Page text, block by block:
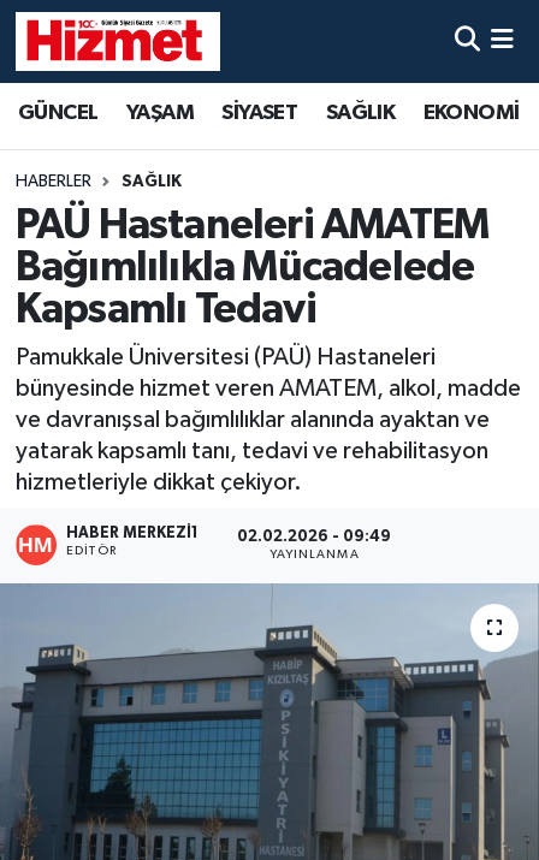
GÜNCEL YAŞAM SİYASET SAĞLIK EKONOMİ
HABERLER SAĞLIK
PAÜ Hastaneleri AMATEM
Bağımlılıkla Mücadelede
Kapsamlı Tedavi
Pamukkale Üniversitesi (PAÜ) Hastaneleri
bünyesinde hizmet veren AMATEM, alkol, madde
ve davranışsal bağımlılıklar alanında ayaktan ve
yatarak kapsamlı tanı, tedavi ve rehabilitasyon
hizmetleriyle dikkat çekiyor.
HABER MERKEZI1
EDITÖR
02.02.2026 - 09:49
YAYINLANMA
YAŞAM
SİYASET
SAĞLIK
EKONOMİ
KÜLTÜR SANAT
SPOR
ÖZEL HABER
DTO
RESMİ REKLAM
Denizli Hava Durumu
Denizli Trafik Yoğunluk Haritası
Süper Lig Puan Durumu ve Fikstür
Tüm Manşetler
Son Dakika Haberleri
Haber Arşivi